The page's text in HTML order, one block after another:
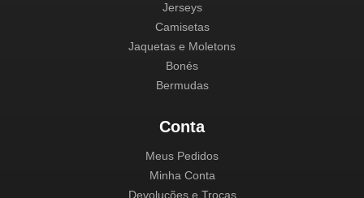
Jerseys
Camisetas
Jaquetas e Moletons
Bonés
Bermudas
Conta
Meus Pedidos
Minha Conta
Devoluções e Trocas